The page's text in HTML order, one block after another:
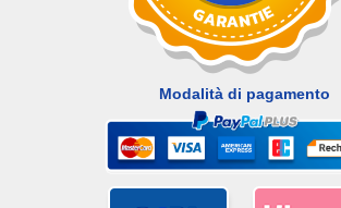
Modalità di pagamento